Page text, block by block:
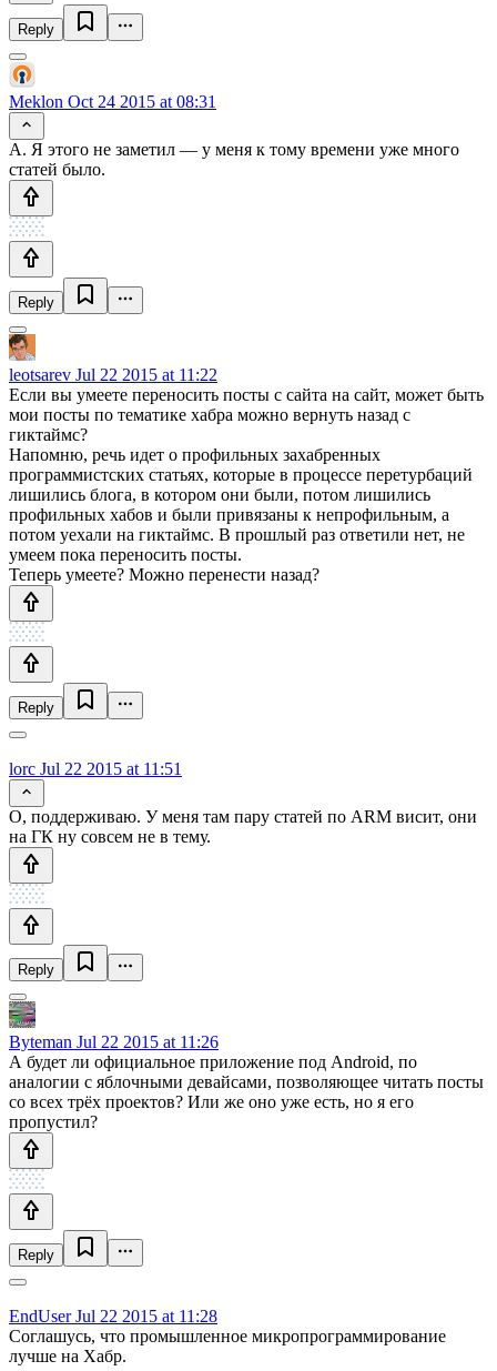
Reply
Meklon Oct 24 2015 at 08:31
А. Я этого не заметил — у меня к тому времени уже много
статей было.
Reply
leotsarev Jul 22 2015 at 11:22
Если вы умеете переносить посты с сайта на сайт, может быть
мои посты по тематике хабра можно вернуть назад с
гиктаймс?
Напомню, речь идет о профильных захабренных
программистских статьях, которые в процессе перетурбаций
лишились блога, в котором они были, потом лишились
профильных хабов и были привязаны к непрофильным, а
потом уехали на гиктаймс. В прошлый раз ответили нет, не
умеем пока переносить посты.
Теперь умеете? Можно перенести назад?
Reply
lorc Jul 22 2015 at 11:51
О, поддерживаю. У меня там пару статей по ARM висит, они
на ГК ну совсем не в тему.
Reply
Byteman Jul 22 2015 at 11:26
А будет ли официальное приложение под Android, по
аналогии с яблочными девайсами, позволяющее читать посты
со всех трёх проектов? Или же оно уже есть, но я его
пропустил?
Reply
EndUserJul 22 2015 at 11:28
Соглашусь, что промышленное микропрограммирование
лучше на Хабр.